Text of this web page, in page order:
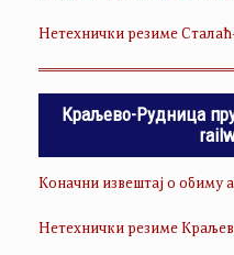
Нетехнички резиме
Краљево-Рудница
Коначни извештај о обиму
Нетехнички резиме